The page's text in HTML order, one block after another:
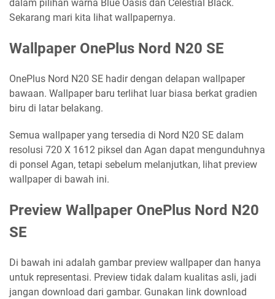
dalam pilihan warna Blue Oasis dan Celestial Black.
Sekarang mari kita lihat wallpapernya.
Wallpaper OnePlus Nord N20 SE
OnePlus Nord N20 SE hadir dengan delapan wallpaper
bawaan. Wallpaper baru terlihat luar biasa berkat gradien
biru di latar belakang.
Semua wallpaper yang tersedia di Nord N20 SE dalam
resolusi 720 X 1612 piksel dan Agan dapat mengunduhnya
di ponsel Agan, tetapi sebelum melanjutkan, lihat preview
wallpaper di bawah ini.
Preview Wallpaper OnePlus Nord N20
SE
Di bawah ini adalah gambar preview wallpaper dan hanya
untuk representasi. Preview tidak dalam kualitas asli, jadi
jangan download dari gambar. Gunakan link download